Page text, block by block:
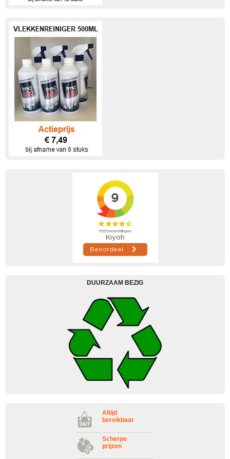
DUURZAAM BEZIG
Altijd
bereikbaar
Scherpe
prijzen